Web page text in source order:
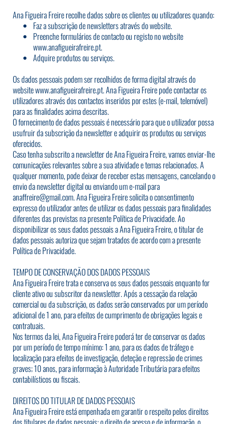
Ana Figueira Freire recolhe dados sobre os clientes ou utilizadores quando:
Faz a subscrição de newsletters através do website.
Preenche formulários de contacto ou registo no website
www.anafigueirafreire.pt.
Adquire produtos ou serviços.
Os dados pessoais podem ser recolhidos de forma digital através do
websitewww.anafigueirafreire.pt. Ana Figueira Freire pode contactar os
utilizadores através dos contactos inseridos por estes (e-mail, telemóvel)
para as finalidades acima descritas.
O fornecimento de dados pessoais é necessário para que o utilizador possa
usufruir da subscrição da newsletter e adquirir os produtos ou serviços
oferecidos.
Caso tenha subscrito a newsletter de Ana Figueira Freire, vamos enviar-lhe
comunicações relevantes sobre a sua atividade e temas relacionados. A
qualquer momento, pode deixar de receber estas mensagens, cancelando o
envio da newsletter digital ou enviando um e-mail para
anaffreire@gmail.com. Ana Figueira Freire solicita o consentimento
expresso do utilizador antes de utilizar os dados pessoais para finalidades
diferentes das previstas na presente Política de Privacidade. Ao
disponibilizar os seus dados pessoais a Ana Figueira Freire, o titular de
dados pessoais autoriza que sejam tratados de acordo com a presente
Política de Privacidade.
TEMPO DE CONSERVAÇÃO DOS DADOS PESSOAIS
Ana Figueira Freire trata e conserva os seus dados pessoais enquanto for
cliente ativo ou subscritor da newsletter. Após a cessação da relação
comercial ou da subscrição, os dados serão conservados por um período
adicional de 1 ano, para efeitos de cumprimento de obrigações legais e
contratuais.
Nos termos da lei, Ana Figueira Freire poderá ter de conservar os dados
por um período de tempo mínimo: 1 ano, para os dados de tráfego e
localização para efeitos de investigação, deteção e repressão de crimes
graves; 10 anos, para informação à Autoridade Tributária para efeitos
contabilísticos ou fiscais.
DIREITOS DO TITULAR DE DADOS PESSOAIS
Ana Figueira Freire está empenhada em garantir o respeito pelos direitos